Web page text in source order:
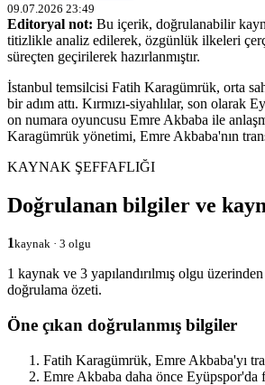
09.07.2026 23:49
Editoryal not: Bu içerik, doğrulanabilir
titizlikle analiz edilerek, özgünlük ilkeleri
süreçten geçirilerek hazırlanmıştır.
İstanbul temsilcisi Fatih Karagümrük, orta
bir adım attı. Kırmızı-siyahlılar, son olarak
on numara oyuncusu Emre Akbaba ile
Karagümrük yönetimi, Emre Akbaba'nın
KAYNAK ŞEFFAFLIĞI
Doğrulanan bilgiler ve
1kaynak · 3 olgu
1 kaynak ve 3 yapılandırılmış olgu
doğrulama özeti.
Öne çıkan doğrulanmış bilgiler
Fatih Karagümrük, Emre Akbaba'yı
Emre Akbaba daha önce